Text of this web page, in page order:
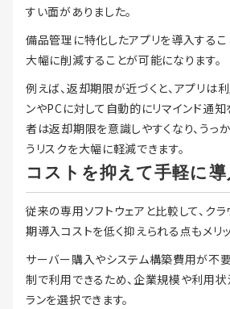
すい面がありました。
備品管理に特化したアプリを導入するこ
大幅に削減することが可能になります。
例えば、返却期限が近づくと、アプリは
ンやPCに対して自動的にリマインド通
者は返却期限を意識しやすくなり、うっ
うリスクを大幅に軽減できます。
コストを抑えて手軽に導
従来の専用ソフトウェアと比較して、ク
期導入コストを低く抑えられる点もメリッ
サーバー購入やシステム構築費用が不
制で利用できるため、企業規模や利用
ランを選択できます。